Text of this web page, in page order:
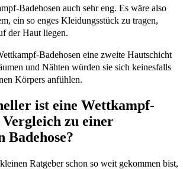
Badehosen auch sehr eng. Es wäre also
ein so enges Kleidungsstück zu tragen,
der Haut liegen.
Badehosen eine zweite Hautschicht
und Nähten würden sie sich keinesfalls
Körpers anfühlen.
ist eine Wettkampf-
Vergleich zu einer
Badehose?
Ratgeber schon so weit gekommen bist,